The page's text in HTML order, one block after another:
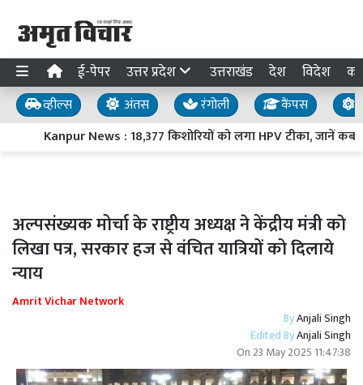
ई-पेपर उत्तर प्रदेश उत्तराखंड देश विदेश
व्हील्स अंतस रंगोली कैंपस
Kanpur News : 18,377 किशोरियों को लगा HPV टीका, जानें कब
अल्पसंख्यक मोर्चा के राष्ट्रीय अध्यक्ष ने केंद्रीय मंत्री काे
लिखा पत्र, सरकार हज से वंचित यात्रियों को दिलाये
न्याय
Amrit Vichar Network
ByAnjali Singh
Edited ByAnjali Singh
On 23 May 2025 11:47:38